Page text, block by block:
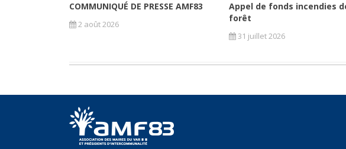
COMMUNIQUÉ DE PRESSE AMF83
2 août 2026
Appel de fonds incendies
forêt
31 juillet 2026